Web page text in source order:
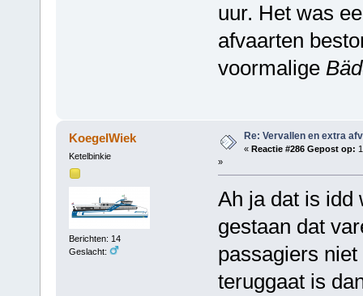
uur. Het was
afvaarten
voormalige
KoegelWiek
Ketelbinkie
Berichten: 14
Geslacht:
Re: Vervallen en extra
« Reactie #286 Gepost op:
»
Ah ja dat is idd
gestaan dat
passagiers
teruggaat is